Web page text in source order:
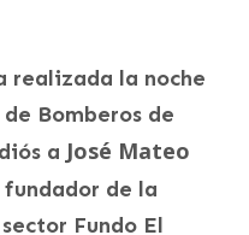
realizada la noche
Bomberos de
a José Mateo
de la
Fundo El